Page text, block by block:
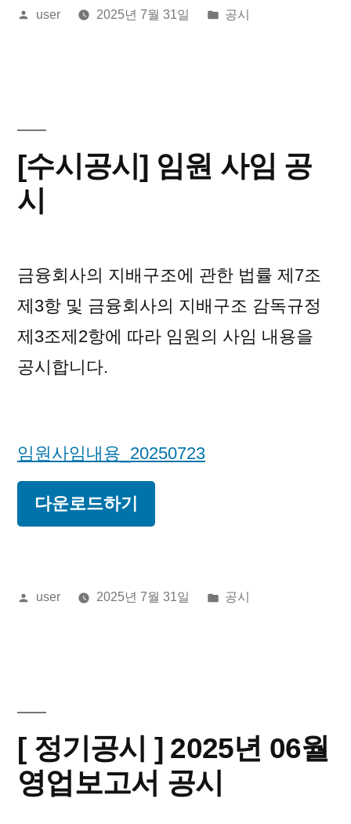
올
user 2025년 7월 31일
게
공시
[수시공시] 임원 사임 공
시
금융회사의 지배구조에 관한 법률 제7조
제3항 및 금융회사의 지배구조 감독규정
제3조제2항에 따라 임원의 사임 내용을
공시합니다.
임원사임내용_20250723
다운로드하기
올
user 2025년 7월 31일
게
공시
[ 정기공시 ] 2025년 06월
영업보고서 공시